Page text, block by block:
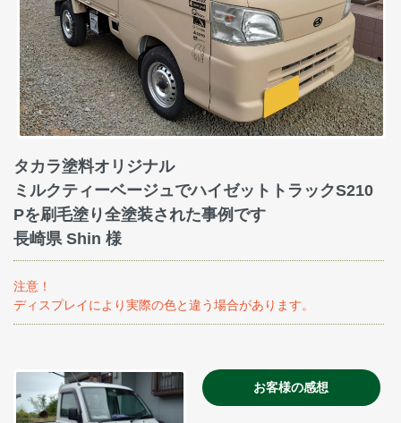
タカラ塗料オリジナル
ミルクティーベージュでハイゼットトラックS210
Pを刷毛塗り全塗装された事例です
長崎県 Shin 様
注意！
ディスプレイにより実際の色と違う場合があります。
お客様の感想